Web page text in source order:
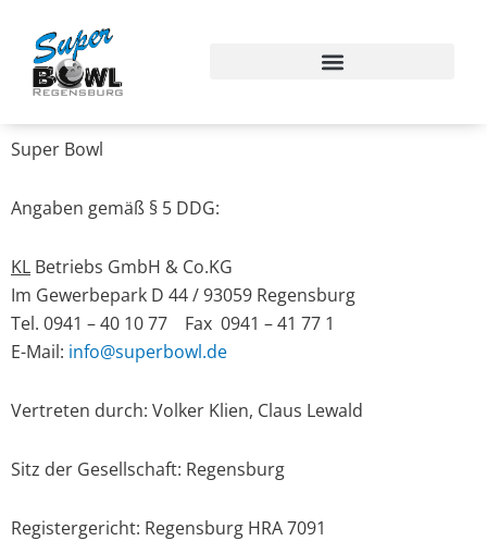
content
Super Bowl
Angaben gemäß § 5 DDG:
KL Betriebs GmbH & Co.KG
Im Gewerbepark D 44 / 93059 Regensburg
Tel. 0941 – 40 10 77 Fax 0941 – 41 77 1
E-Mail: info@superbowl.de
Vertreten durch: Volker Klien, Claus Lewald
Sitz der Gesellschaft: Regensburg
Registergericht: Regensburg HRA 7091